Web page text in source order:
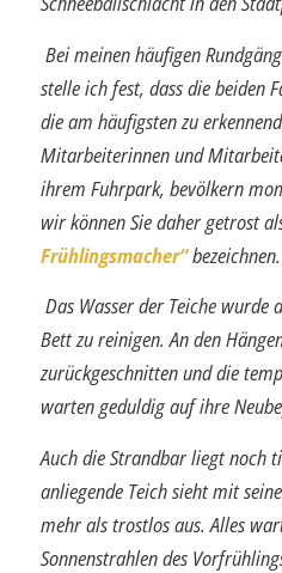
Bei meinen häufigen
stelle ich fest, dass die bei­den
die am häufigsten zu
Mitarbeiterinnen und
ihrem Fuhrpark, bevöl­kern
wir können Sie daher getrost
Frühlingsmacher“bezeichnen.
Das Wasser der Teiche wurde
Bett zu reinigen. An den
zurückgeschnitten und die
warten geduldig auf ihre
Auch die Strandbar liegt noch
anliegende Teich sieht mit
mehr als trostlos aus. Alles
Sonnenstrahlen des